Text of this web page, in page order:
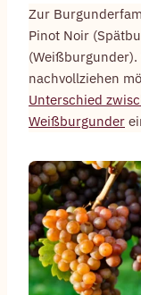
Zur
Pinot Noir
nachvollziehen
Unterschied
Weißburgunder